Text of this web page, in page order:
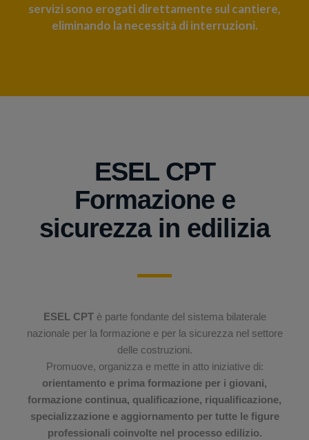
servizi sono erogati direttamente sul cantiere,
eliminando la necessità di interruzioni.
ESEL CPT
Formazione e
sicurezza in edilizia
ESEL CPTè parte fondante del sistema bilaterale
nazionale per la formazione e per la sicurezza nel settore
delle costruzioni.
Promuove, organizza e mette in atto iniziative di:
orientamento e prima formazione per i giovani,
formazione continua, qualificazione, riqualificazione,
specializzazione e aggiornamento per tutte le figure
professionali coinvolte nel processo edilizio.